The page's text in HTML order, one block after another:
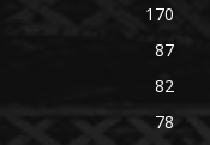
170
87
82
78